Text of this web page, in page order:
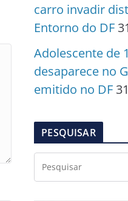
carro invadir
Entorno do DF
Adolescente de
desaparece no
emitido no DF
PESQUISAR